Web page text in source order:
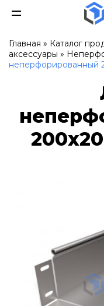
Главная » Каталог
аксессуары »
неперфорированный